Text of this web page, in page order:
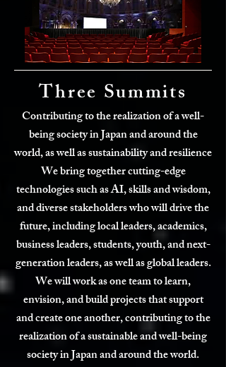
Three Summits
Contributing to the realization of a well-
being society in Japan and around the
world, as well as sustainability and resilience
We bring together cutting-edge
technologies such as AI, skills and wisdom,
and diverse stakeholders who will drive the
future, including local leaders, academics,
business leaders, students, youth, and next-
generation leaders, as well as global leaders.
We will work as one team to learn,
envision, and build projects that support
and create one another, contributing to the
realization of a sustainable and well-being
society in Japan and around the world.